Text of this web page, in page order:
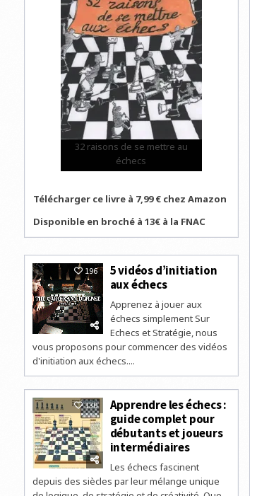
32 raisons de se mettre au
échecs
Télécharger ce livre à 7,99 € chez Amazon
Disponible en broché à 13€ à la FNAC
196
5 vidéos d’initiation
aux échecs
Apprenez à jouer aux
échecs simplement Sur
Echecs et Stratégie, nous
vous proposons pour commencer des vidéos
d'initiation aux échecs....
130
Apprendre les échecs :
guide complet pour
débutants et joueurs
intermédiaires
Les échecs fascinent
depuis des siècles par leur mélange unique